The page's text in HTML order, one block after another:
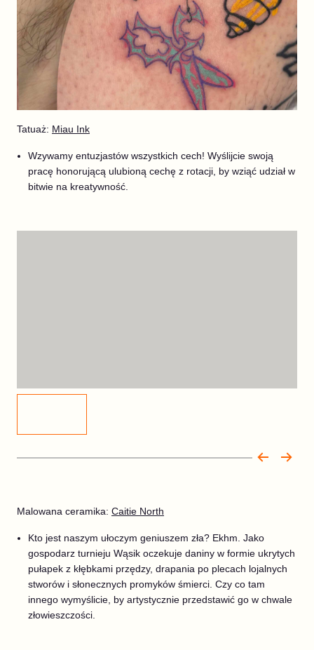
Tatuaż: Miau Ink
Wzywamy entuzjastów wszystkich cech! Wyślijcie swoją
pracę honorującą ulubioną cechę z rotacji, by wziąć udział w
bitwie na kreatywność.
Malowana ceramika: Caitie North
Kto jest naszym ułoczym geniuszem zła? Ekhm. Jako
gospodarz turnieju Wąsik oczekuje daniny w formie ukrytych
pułapek z kłębkami przędzy, drapania po plecach lojalnych
stworów i słonecznych promyków śmierci. Czy co tam
innego wymyślicie, by artystycznie przedstawić go w chwale
złowieszczości.